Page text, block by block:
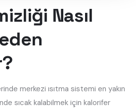
Nasıl
merkezi ısıtma sistemi en yakın
sıcak kalabilmek için kalorifer